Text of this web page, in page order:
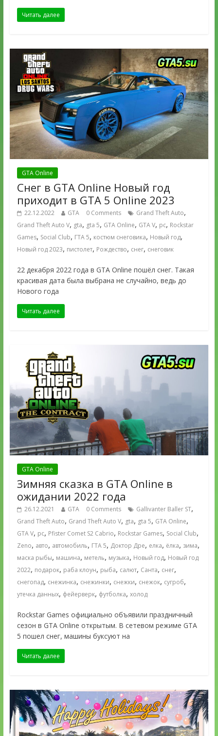
Читать далее
GTA Online
Снег в GTA Online Новый год
приходит в GTA 5 Online 2023
22.12.2022 GTA 0 Comments Grand Theft Auto,
Grand Theft Auto V, gta, gta 5, GTA Online, GTA V, pc, Rockstar
Games, Social Club, ГТА 5, костюм снеговика, Новый год,
Новый год 2023, пистолет, Рождество, снег, снеговик
22 декабря 2022 года в GTA Online пошёл снег. Такая
красивая дата была выбрана не случайно, ведь до
Нового года
Читать далее
GTA Online
Зимняя сказка в GTA Online в
ожидании 2022 года
26.12.2021 GTA 0 Comments Gallivanter Baller ST,
Grand Theft Auto, Grand Theft Auto V, gta, gta 5, GTA Online,
GTA V, pc, Pfister Comet S2 Cabrio, Rockstar Games, Social Club,
Zeno, авто, автомобиль, ГТА 5, Доктор Дре, елка, ёлка, зима,
маска рыбы, машина, метель, музыка, Новый год, Новый год
2022, подарок, раба клоун, рыба, салют, Санта, снег,
снегопад, снежинка, снежинки, снежки, снежок, сугроб,
утечка данных, фейерверк, футболка, холод
Rockstar Games официально объявили праздничный
сезон в GTA Online открытым. В сетевом режиме GTA
5 пошел снег, машины буксуют на
Читать далее